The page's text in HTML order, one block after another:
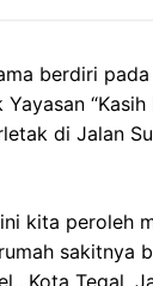
berdiri
“Kasih
di Jalan
kita peroleh
sakitnya
Kota Tegal,